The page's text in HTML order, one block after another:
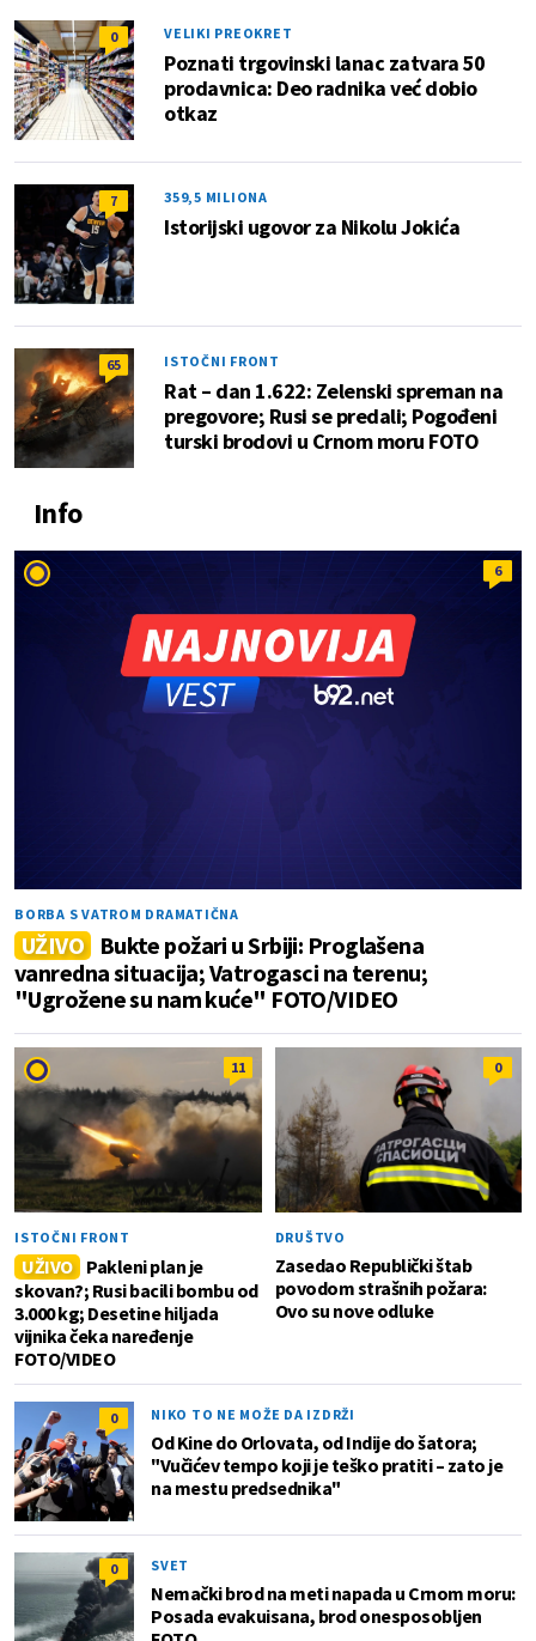
0 VELIKI PREOKRET
Poznati trgovinski lanac zatvara 50
prodavnica: Deo radnika već dobio
otkaz
7 359,5 MILIONA
Istorijski ugovor za Nikolu Jokića
65 ISTOČNI FRONT
Rat – dan 1.622: Zelenski spreman na
pregovore; Rusi se predali; Pogođeni
turski brodovi u Crnom moru FOTO
Info
6
BORBA S VATROM DRAMATIČNA
UŽIVO Bukte požari u Srbiji: Proglašena
vanredna situacija; Vatrogasci na terenu;
"Ugrožene su nam kuće" FOTO/VIDEO
11
ISTOČNI FRONT
UŽIVO
Pakleni plan je
skovan?; Rusi bacili bombu od
3.000 kg; Desetine hiljada
vijnika čeka naređenje
FOTO/VIDEO
0
DRUŠTVO
Zasedao Republički štab
povodom strašnih požara:
Ovo su nove odluke
0 NIKO TO NE MOŽE DA IZDRŽI
Od Kine do Orlovata, od Indije do šatora;
"Vučićev tempo koji je teško pratiti – zato je
na mestu predsednika"
0 SVET
Nemački brod na meti napada u Crnom moru:
Posada evakuisana, brod onesposobljen